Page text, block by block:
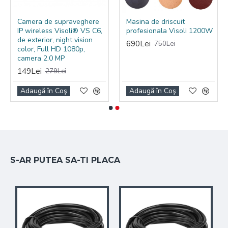
Camera de supraveghere WiFiVisoli® A10 Proeste o
înregistrări video de pe camera de supraveghere prin
intermediul aplicației mobile dedicate, utilizând
Camera de supraveghere
IP wireless Visoli® VS C6,
de exterior, night vision
color, Full HD 1080p,
camera 2.0 MP
149Lei 279Lei
Adaugă în Coş
Masina de driscuit
profesionala Visoli 1200W
690Lei 750Lei
Adaugă în Coş
S-AR PUTEA SA-TI PLACA